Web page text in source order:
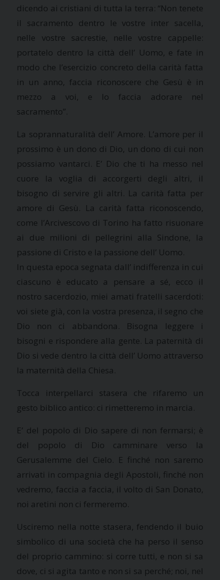
dicendo ai cristiani di tutta la terra: “Non tenete
il sacramento dentro le vostre inter sacella,
nelle vostre sacrestie, nelle vostre cappelle:
portatelo dentro la città dell’ Uomo, e fate in
modo che l’esercizio concreto della carità fatta
in un anno, faccia riconoscere che Gesù è in
mezzo a voi, e lo faccia adorare nel
sacramento”.
La soprannaturalità dell’ Amore. L’amore per il
prossimo è un dono di Dio, un dono di cui non
possiamo vantarci. E’ Dio che ti ha messo nel
cuore la voglia di accorgerti degli altri, il
bisogno di servire gli altri. La carità fatta per
amore di Gesù. La carità fatta riconoscendo,
come l’Arcivescovo di Torino ha fatto risuonare
ai due milioni di pellegrini alla Sindone, la
passione di Cristo e la passione dell’ Uomo.
In questa epoca segnata dall’ indifferenza in cui
ciascuno è educato a pensare a sé, ecco il
nostro sacerdozio, miei amati fratelli sacerdoti:
voi siete già, con la vostra presenza, il segno che
Dio non ci abbandona. Bisogna leggere i
bisogni e rispondere alla gente. La paternità di
Dio si vede dentro la città dell’ Uomo attraverso
la maternità della Chiesa.
Tocca interpellarci stasera che rifaremo un
gesto biblico antico: ci rimetteremo in marcia.
E’ del popolo di Dio sapere di non fermarsi; è
del popolo di Dio camminare verso la
Gerusalemme del Cielo. E finché non saremo
arrivati in compagnia degli Apostoli, finché non
vedremo, faccia a faccia, il volto di San Donato,
noi aretini non ci fermeremo.
Usciremo nella notte stasera, fendendo il buio
simbolico di una società che ha perso il senso
del proprio cammino: si corre tutti, e non si sa
dove, ci si agita tanto e non si sa perché; noi, nel